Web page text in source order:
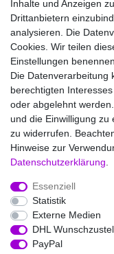
Shop
Aroma Selection
Service
Versandinfos
FAQs - Häufige
Wir versenden mit
Impressum
Inhalte und Anzeigen
Drittanbietern
analysieren. Die
Cookies. Wir teilen
Einstellungen benennen.
Die Datenverarbeitung
berechtigten
oder abgelehnt
und die Einwilligung
zu widerrufen.
Hinweise zur
Daten­schutz­erklärung
Essenziell
Statistik
Externe Medien
DHL
PayPal